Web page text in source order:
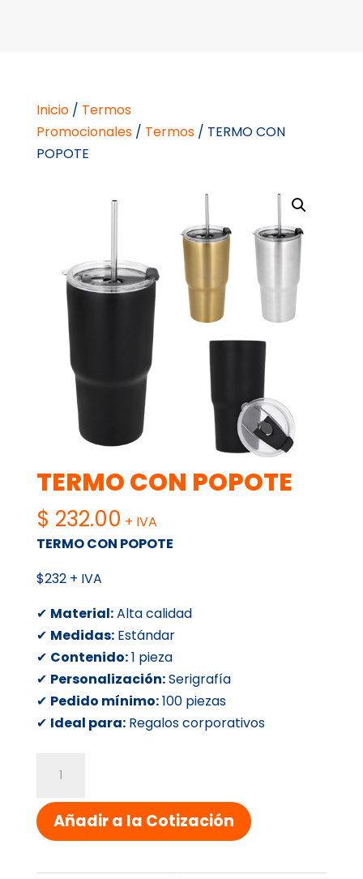
Inicio/ Termos
Promocionales/ Termos/ TERMO CON
POPOTE
TERMO CON POPOTE
$ 232.00 + IVA
TERMO CON POPOTE
$232 + IVA
✔ Material:Alta calidad
✔ Medidas:Estándar
✔ Contenido:1 pieza
✔ Personalización:Serigrafía
✔ Pedido mínimo:100 piezas
✔ Ideal para:Regalos corporativos
CON
POPOTE
cantidad
Añadir a la Cotización